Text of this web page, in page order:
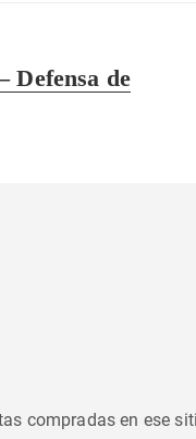
Defensa de
compradas en ese